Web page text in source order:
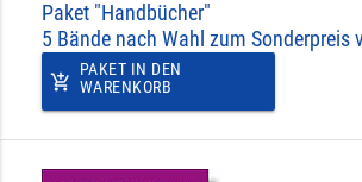
Paket "Handbücher"
5 Bände nach Wahl zum Sonderpreis
add_shopping_cart
PAKET IN DEN
WARENKORB